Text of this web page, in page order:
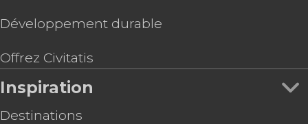
Développement durable
Offrez Civitatis
Inspiration
Destinations